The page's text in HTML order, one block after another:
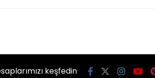
keşfedin